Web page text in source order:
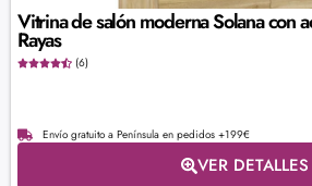
Vitrina de salón moderna Solana con
Rayas
(6)
Envío gratuito a Península en pedidos +199€
VER DETALLES